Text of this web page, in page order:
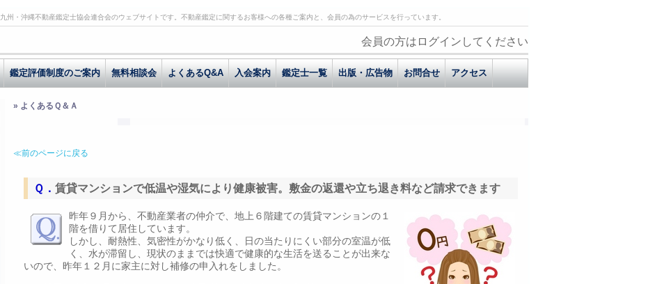
九州・沖縄不動産鑑定士協会連合会のウェブサイトです。不動産鑑定に関するお客様への各種ご案内と、会員の為のサービスを行っています。
会員の方はログインしてください
鑑定評価制度のご案内 無料相談会 よくあるQ&A 入会案内 鑑定士一覧 出版・広告物 お問合せ アクセス
» よくあるＱ＆Ａ
≪前のページに戻る
Ｑ． 賃貸マンションで低温や湿気により健康被害。敷金の返還や立ち退き料など請求できます
昨年９月から、不動産業者の仲介で、地上６階建ての賃貸マンションの１
階を借りて居住しています。
しかし、耐熱性、気密性がかなり低く、日の当たりにくい部分の室温が低
く、水が滞留し、現状のままでは快適で健康的な生活を送ることが出来な
いので、昨年１２月に家主に対し補修の申入れをしました。